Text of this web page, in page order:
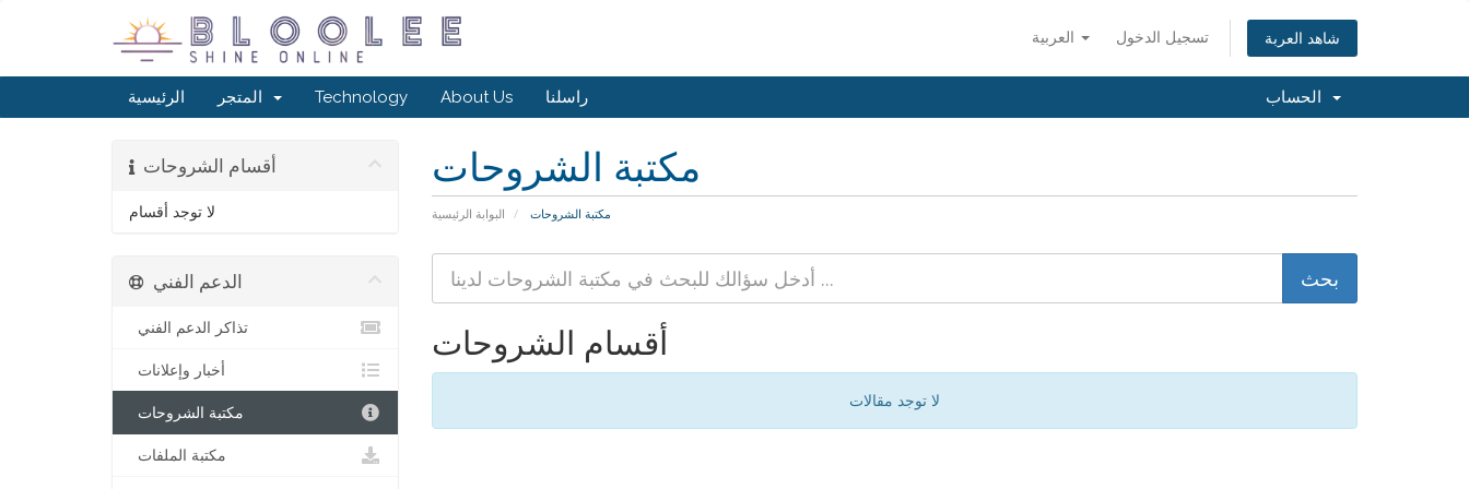
تسجيل الدخول شاهد العربة
الرئيسية Technology About Us راسلنا
مكتبة الشروحات
البوابة الرئيسية مكتبة الشروحات
أقسام الشروحات
لا توجد أقسام
أقسام الشروحات
لا توجد مقالات
الدعم الفني
تذاكر الدعم الفني
أخبار وإعلانات
مكتبة الشروحات
مكتبة الملفات